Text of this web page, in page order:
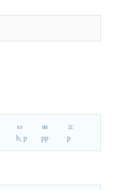
ㅂ
b, p
ㅃ
pp
ㅍ
p